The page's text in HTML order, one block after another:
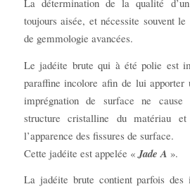
toujours aisée, et nécessite souvent
de gemmologie avancées.
Le jadéite brute qui à été polie est
paraffine incolore afin de lui
imprégnation de surface ne
structure cristalline du matériau
l’apparence des fissures de surface.
Cette jadéite est appelée «Jade A ».
La jadéite brute contient parfois des